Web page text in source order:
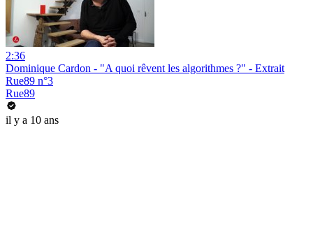
2:36
Dominique Cardon - "A quoi rêvent les algorithmes ?" - Extrait
Rue89 n°3
Rue89
il y a 10 ans